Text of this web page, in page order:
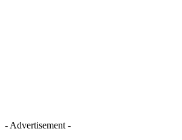
- Advertisement -